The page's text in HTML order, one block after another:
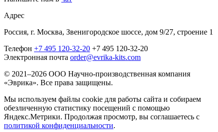
Адрес
Россия, г. Москва, Звенигородское шоссе, дом 9/27, строение 1
Телефон +7 495 120-32-20 +7 495 120-32-20
Электронная почта order@evrika-kits.com
© 2021–2026 ООО Научно-производственная компания
«Эврика». Все права защищены.
Мы используем файлы cookie для работы сайта и собираем
обезличенную статистику посещений с помощью
Яндекс.Метрики. Продолжая просмотр, вы соглашаетесь с
политикой конфиденциальности.